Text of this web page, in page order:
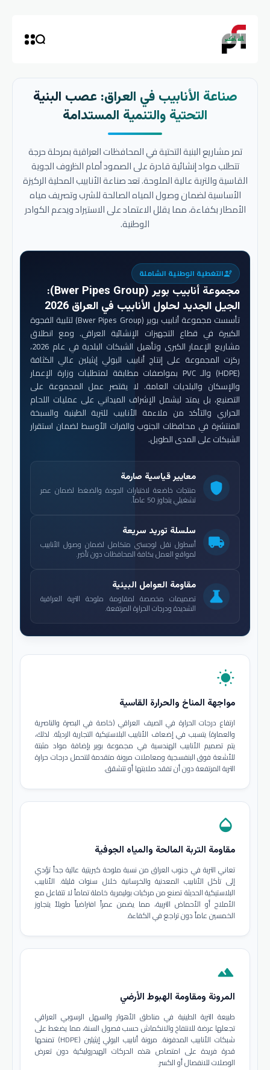
صناعة الأنابيب في العراق: عصب البنية
التحتية والتنمية المستدامة
تمر مشاريع البنية التحتية في المحافظات العراقية بمرحلة حرجة
تتطلب مواد إنشائية قادرة على الصمود أمام الظروف الجوية
القاسية والتربة عالية الملوحة. تعد صناعة الأنابيب المحلية الركيزة
الأساسية لضمان وصول المياه الصالحة للشرب وتصريف مياه
الأمطار بكفاءة، مما يقلل الاعتماد على الاستيراد ويدعم الكوادر
الوطنية.
engineeringالتغطية الوطنية الشاملة
مجموعة أنابيب بوير (Bwer Pipes Group)
:
الجيل الجديد لحلول الأنابيب في العراق 2026
تأسست مجموعة أنابيب بوير (Bwer Pipes Group) لتلبية الفجوة
الكبيرة في قطاع التجهيزات الإنشائية العراقي. ومع انطلاق
مشاريع الإعمار الكبرى وتأهيل الشبكات البلدية في عام 2026،
ركزت المجموعة على إنتاج أنابيب البولي إيثيلين عالي الكثافة
(HDPE) والـ PVC بمواصفات مطابقة لمتطلبات وزارة الإعمار
والإسكان والبلديات العامة. لا يقتصر عمل المجموعة على
التصنيع، بل يمتد ليشمل الإشراف الميداني على عمليات اللحام
الحراري والتأكد من ملاءمة الأنابيب للتربة الطينية والسبخة
المنتشرة في محافظات الجنوب والفرات الأوسط لضمان استقرار
الشبكات على المدى الطويل.
shield
معايير قياسية صارمة
منتجات خاضعة لاختبارات الجودة والضغط لضمان عمر
تشغيلي يتجاوز 50 عاماً.
local_shipping
سلسلة توريد سريعة
أسطول نقل لوجستي متكامل لضمان وصول الأنابيب
لمواقع العمل بكافة المحافظات دون تأخير.
science
مقاومة العوامل البيئية
تصميمات مخصصة لمقاومة ملوحة التربة العراقية
الشديدة ودرجات الحرارة المرتفعة.
wb_sunny
مواجهة المناخ والحرارة القاسية
ارتفاع درجات الحرارة في الصيف العراقي (خاصة في البصرة والناصرية
والعمارة) يتسبب في إضعاف الأنابيب البلاستيكية التجارية الرديئة. لذلك،
يتم تصميم الأنابيب الهندسية في مجموعة بوير بإضافة مواد مثبتة
للأشعة فوق البنفسجية ومعاملات مرونة متقدمة لتتحمل درجات حرارة
التربة المرتفعة دون أن تفقد صلابتها أو تتشقق.
opacity
مقاومة التربة المالحة والمياه الجوفية
تعاني التربة في جنوب العراق من نسبة ملوحة كبريتية عالية جداً تؤدي
إلى تآكل الأنابيب المعدنية والخرسانية خلال سنوات قليلة. الأنابيب
البلاستيكية الحديثة تصنع من مركبات بوليمرية خاملة تماماً لا تتفاعل مع
الأملاح أو الأحماض التربية، مما يضمن عمراً افتراضياً طويلاً يتجاوز
الخمسين عاماً دون تراجع في الكفاءة.
terrain
المرونة ومقاومة الهبوط الأرضي
طبيعة التربة الطينية في مناطق الأهوار والسهل الرسوبي العراقي
تجعلها عرضة للانتفاخ والانكماش حسب فصول السنة، مما يضغط على
شبكات الأنابيب المدفونة. مرونة أنابيب البولي إيثيلين (HDPE) تمنحها
قدرة فريدة على امتصاص هذه الحركات الهيدروليكية دون تعرض
الوصلات للانفصال أو الكسر.